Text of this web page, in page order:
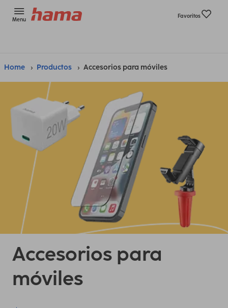
Menu
Favoritos
Home Productos Accesorios para móviles
Accesorios para
móviles